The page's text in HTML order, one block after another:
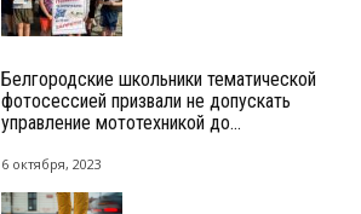
Белгородские школьники тематической
фотосессией призвали не допускать
управление мототехникой до...
6 октября, 2023